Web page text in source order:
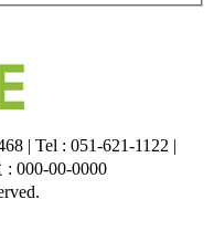
| Tel : 051-621-1122 |
000-00-0000